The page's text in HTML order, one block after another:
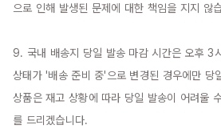
으로 인해 발생된 문제에 대한 책임을 지지 않
9. 국내 배송지 당일 발송 마감 시간은 오후 3
상태가 '배송 준비 중'으로 변경된 경우에만 당
상품은 재고 상황에 따라 당일 발송이 어려울
를 드리겠습니다.